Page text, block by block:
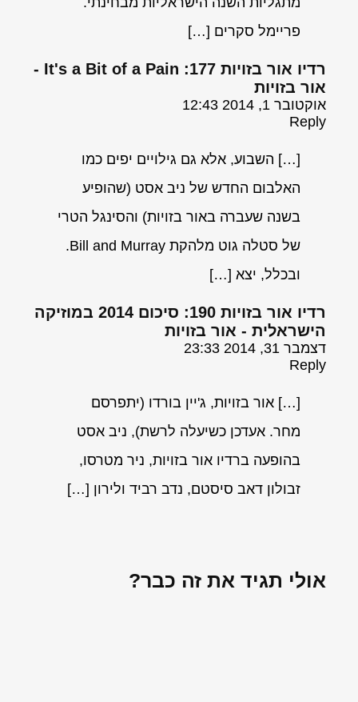
פריימל סקרים […]
רדיו אור בזויות 177: It's a Bit of a Pain -
אור בזויות
אוקטובר 1, 2014 12:43
Reply
[…] השבוע, אלא גם גילויים יפים כמו
האלבום החדש של ניב אסט (שהופיע
בשנה שעברה באור בזויות) והסינגל הטרי
של סטלה גוט מלהקת Bill and Murray.
ובכלל, יצא […]
רדיו אור בזויות 190: סיכום 2014 במוזיקה
הישראלית - אור בזויות
דצמבר 31, 2014 23:33
Reply
[…] אור בזויות, ג'יין בורדו (יתפרסם
מחר. אעדכן כשיעלה לרשת), ניב אסט
בהופעה ברדיו אור בזויות, ניר מטרסו,
זבולון דאב סיסטם, נדב רביד ולירון […]
אולי תגיד את זה כבר?